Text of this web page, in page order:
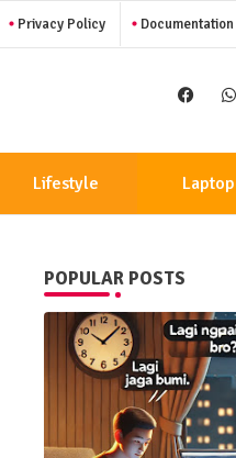
Privacy Policy Documentation
Lifestyle Laptop
POPULAR POSTS